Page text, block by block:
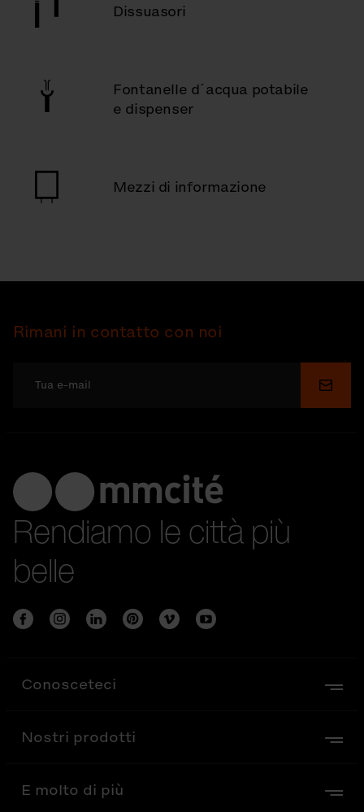
Dissuasori
Fontanelle d´acqua potabile
e dispenser
Mezzi di informazione
Rimani in contatto con noi
Invia
Rendiamo le città più
belle
Conosceteci
Nostri prodotti
E molto di più